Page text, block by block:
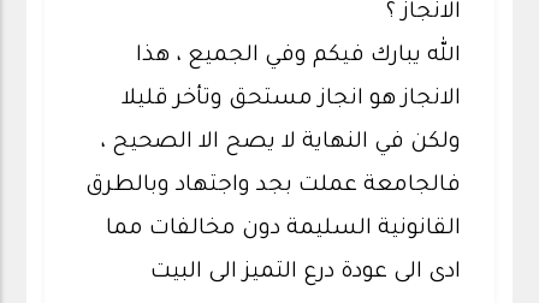
الانجاز ؟
الله يبارك فيكم وفي الجميع ، هذا
الانجاز هو انجاز مستحق وتأخر قليلا
ولكن في النهاية لا يصح الا الصحيح ،
فالجامعة عملت بجد واجتهاد وبالطرق
القانونية السليمة دون مخالفات مما
ادى الى عودة درع التميز الى البيت